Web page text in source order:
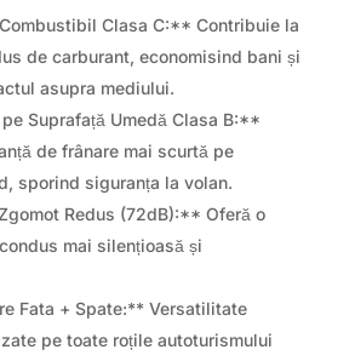
Clasa C:** Contribuie la
de carburant, economisind bani și
asupra mediului.
Suprafață Umedă Clasa B:**
de frânare mai scurtă pe
sporind siguranța la volan.
Redus (72dB):** Oferă o
mai silențioasă și
Fata + Spate:** Versatilitate
pe toate roțile autoturismului